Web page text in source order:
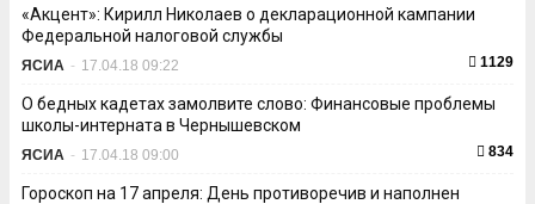
«Акцент»: Кирилл Николаев о декларационной кампании
Федеральной налоговой службы
ЯСИА - 17.04.18 09:22 1129
О бедных кадетах замолвите слово: Финансовые проблемы
школы-интерната в Чернышевском
ЯСИА - 17.04.18 09:00 834
Гороскоп на 17 апреля: День противоречив и наполнен